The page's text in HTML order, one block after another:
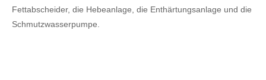
Fettabscheider, die Hebeanlage, die Enthärtungsanlage und die
Schmutzwasserpumpe.